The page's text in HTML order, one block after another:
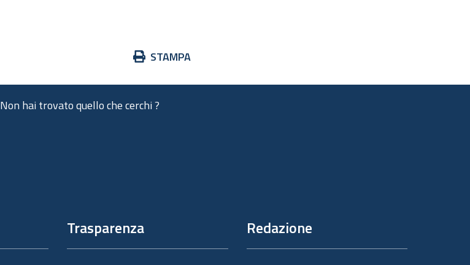
Azioni
documento
STAMPA
Non hai trovato quello che cerchi ?
Trasparenza Redazione